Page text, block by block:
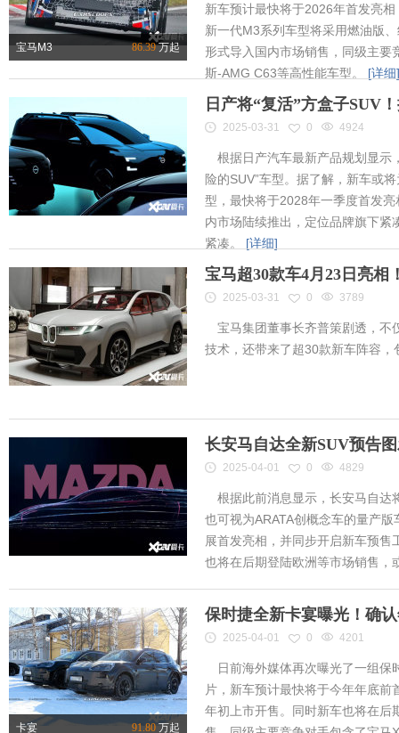
宝马M3 86.39万起
新车预计最快将于2026年首发亮
新一代M3系列车型将采用燃油版
形式导入国内市场销售，同级主要
斯-AMG C63等高性能车型。 [详细]
日产将“复活”方盒子SUV
2025-03-31 0 4924
根据日产汽车最新产品规划显示
险的SUV”车型。据了解，新车或
型，最快将于2028年一季度首发
内市场陆续推出，定位品牌旗下紧
紧凑。 [详细]
宝马超30款车4月23日亮
2025-03-31 0 3789
宝马集团董事长齐普策剧透，不
技术，还带来了超30款新车阵容
长安马自达全新SUV预告
2025-04-01 0 4829
根据此前消息显示，长安马自达
也可视为ARATA创概念车的量产
展首发亮相，并同步开启新车预售
也将在后期登陆欧洲等市场销售，
卡宴 91.80万起
保时捷全新卡宴曝光！确
2025-04-01 0 4201
日前海外媒体再次曝光了一组保
片，新车预计最快将于今年年底
年初上市开售。同时新车也将在后